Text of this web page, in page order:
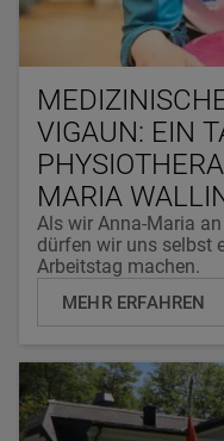
VIGAUN: EIN
MARIA
Als wir Anna-Maria
dürfen wir uns selbst
Arbeitstag machen.
MEHR ERFAHREN